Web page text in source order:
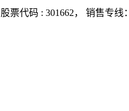
票代码 : 301662， 销售专线：